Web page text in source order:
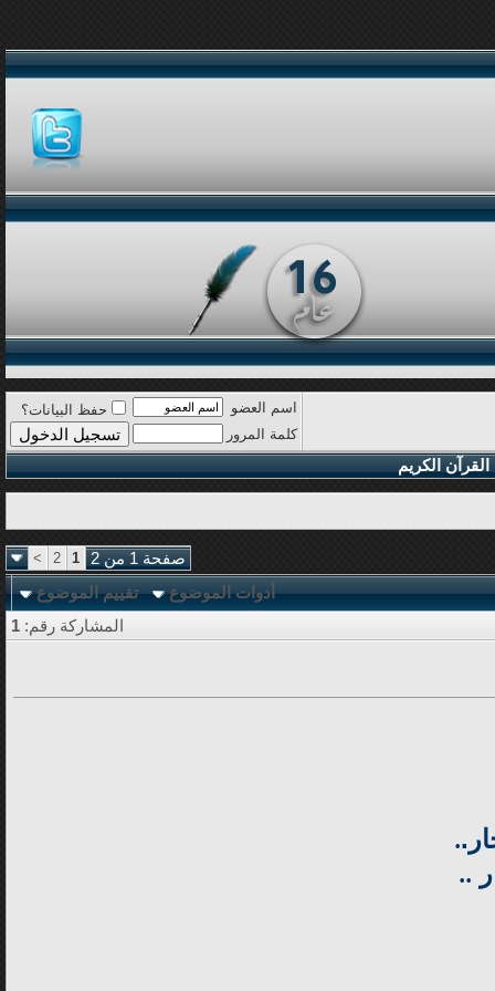
اسم العضو
حفظ البيانات؟
كلمة المرور
القرآن الكريم
صفحة 1 من 2 1
2
>
أدوات الموضوع
تقييم الموضوع
المشاركة رقم: 1
.
..